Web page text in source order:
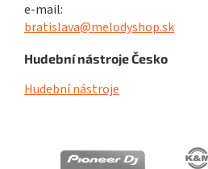
e-mail:
bratislava@melodyshop.sk
Hudební nástroje Česko
Hudební nástroje